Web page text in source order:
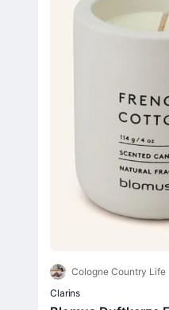
Cologne Country Life
Clarins